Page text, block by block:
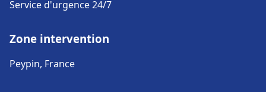
Service d'urgence 24/7
Zone intervention
Peypin, France